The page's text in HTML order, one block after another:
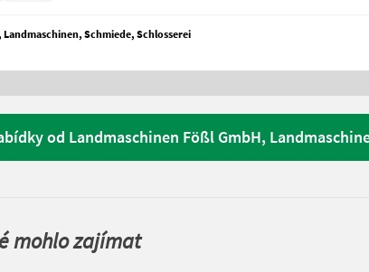
Schmiede, Schlosserei
od Landmaschinen Fößl GmbH,
mohlo zajímat